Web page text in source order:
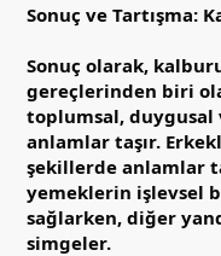
Sonuç ve Tartışma:
Sonuç olarak,
gereçlerinden biri
toplumsal,
anlamlar taşır.
şekillerde anlamlar
yemeklerin işlevsel
sağlarken, diğer
simgeler.